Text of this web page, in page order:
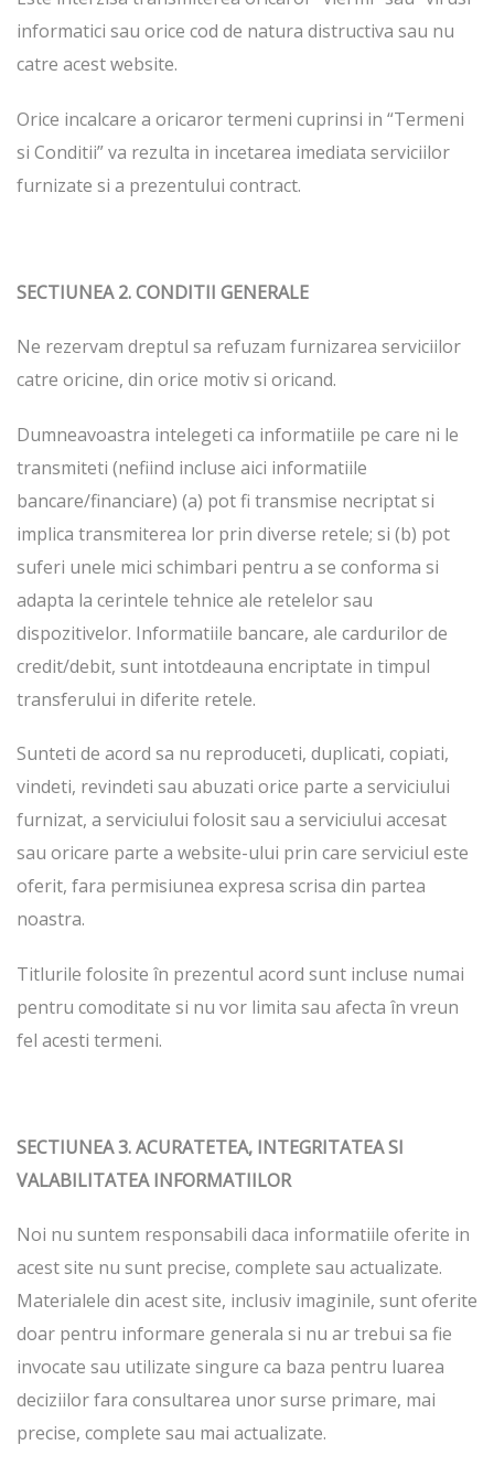
informatici sau orice cod de natura distructiva sau nu
catre acest website.
Orice incalcare a oricaror termeni cuprinsi in “Termeni
si Conditii” va rezulta in incetarea imediata serviciilor
furnizate si a prezentului contract.
SECTIUNEA 2. CONDITII GENERALE
Ne rezervam dreptul sa refuzam furnizarea serviciilor
catre oricine, din orice motiv si oricand.
Dumneavoastra intelegeti ca informatiile pe care ni le
transmiteti (nefiind incluse aici informatiile
bancare/financiare) (a) pot fi transmise necriptat si
implica transmiterea lor prin diverse retele; si (b) pot
suferi unele mici schimbari pentru a se conforma si
adapta la cerintele tehnice ale retelelor sau
dispozitivelor. Informatiile bancare, ale cardurilor de
credit/debit, sunt intotdeauna encriptate in timpul
transferului in diferite retele.
Sunteti de acord sa nu reproduceti, duplicati, copiati,
vindeti, revindeti sau abuzati orice parte a serviciului
furnizat, a serviciului folosit sau a serviciului accesat
sau oricare parte a website-ului prin care serviciul este
oferit, fara permisiunea expresa scrisa din partea
noastra.
Titlurile folosite în prezentul acord sunt incluse numai
pentru comoditate si nu vor limita sau afecta în vreun
fel acesti termeni.
SECTIUNEA 3. ACURATETEA, INTEGRITATEA SI
VALABILITATEA INFORMATIILOR
Noi nu suntem responsabili daca informatiile oferite in
acest site nu sunt precise, complete sau actualizate.
Materialele din acest site, inclusiv imaginile, sunt oferite
doar pentru informare generala si nu ar trebui sa fie
invocate sau utilizate singure ca baza pentru luarea
deciziilor fara consultarea unor surse primare, mai
precise, complete sau mai actualizate.